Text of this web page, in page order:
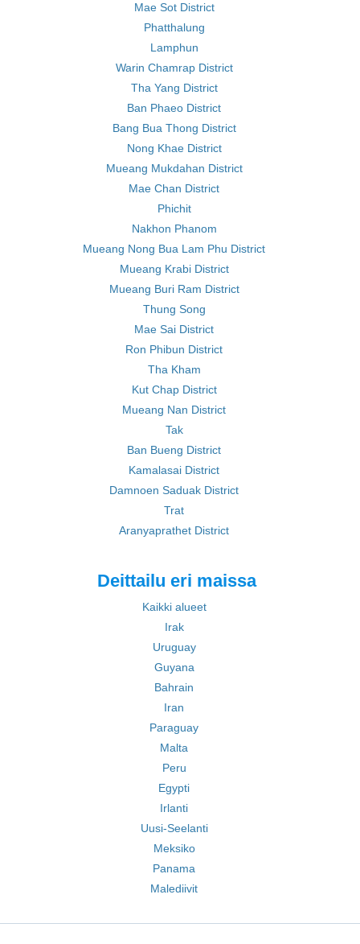
Mae Sot District
Phatthalung
Lamphun
Warin Chamrap District
Tha Yang District
Ban Phaeo District
Bang Bua Thong District
Nong Khae District
Mueang Mukdahan District
Mae Chan District
Phichit
Nakhon Phanom
Mueang Nong Bua Lam Phu District
Mueang Krabi District
Mueang Buri Ram District
Thung Song
Mae Sai District
Ron Phibun District
Tha Kham
Kut Chap District
Mueang Nan District
Tak
Ban Bueng District
Kamalasai District
Damnoen Saduak District
Trat
Aranyaprathet District
Deittailu eri maissa
Kaikki alueet
Irak
Uruguay
Guyana
Bahrain
Iran
Paraguay
Malta
Peru
Egypti
Irlanti
Uusi-Seelanti
Meksiko
Panama
Malediivit